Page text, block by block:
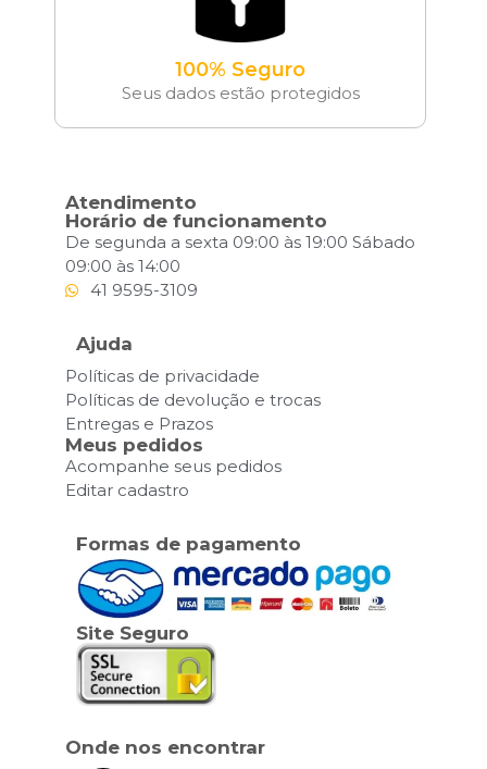
100% Seguro
Seus dados estão protegidos
Atendimento
Horário de funcionamento
De segunda a sexta 09:00 às 19:00 Sábado
09:00 às 14:00
41 9595-3109
Ajuda
Políticas de privacidade
Políticas de devolução e trocas
Entregas e Prazos
Meus pedidos
Acompanhe seus pedidos
Editar cadastro
Formas de pagamento
Site Seguro
Onde nos encontrar